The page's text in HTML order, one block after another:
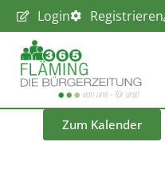
Login Registrieren
Zum Kalender